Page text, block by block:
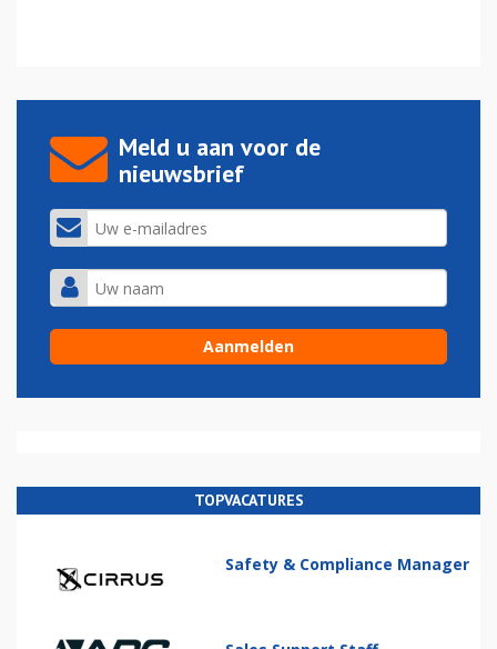
Meld u aan voor de
nieuwsbrief
TOPVACATURES
Safety & Compliance Manager